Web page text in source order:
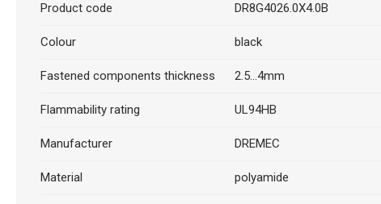
Product code DR8G4026.0X4.0B
Colour black
Fastened components thickness 2.5...4mm
Flammability rating UL94HB
Manufacturer DREMEC
Material polyamide